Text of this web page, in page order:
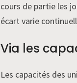
cours de partie les
écart varie
Via les
Les capacités des